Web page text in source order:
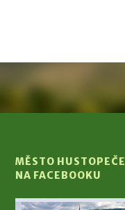
MĚSTO HUSTOPEČE
NA FACEBOOKU